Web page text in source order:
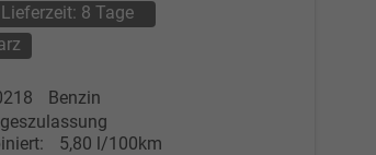
8 Tage
Benzin
5,80 l/100km